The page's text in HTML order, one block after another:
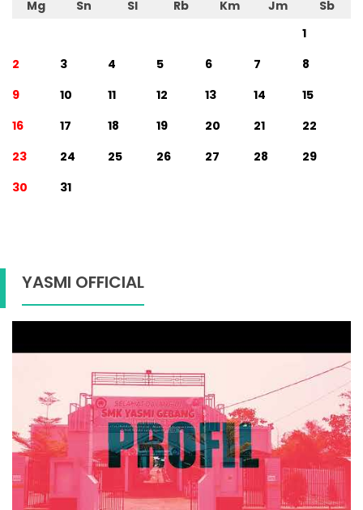
Mg Sn Sl Rb Km Jm
Sb
1
2
3 4 5 6 7
8
9
10 11 12 13 14
15
16
17 18 19 20 21
22
23
24 25 26 27 28
29
30
31
YASMI OFFICIAL